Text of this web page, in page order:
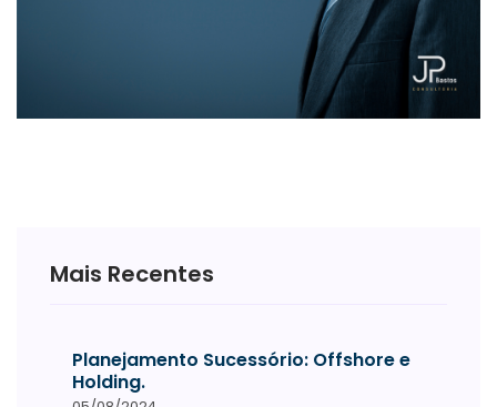
Mais Recentes
Planejamento Sucessório: Offshore e
Holding.